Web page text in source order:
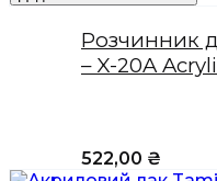
Розчинник
– X-20A
522,00 ₴